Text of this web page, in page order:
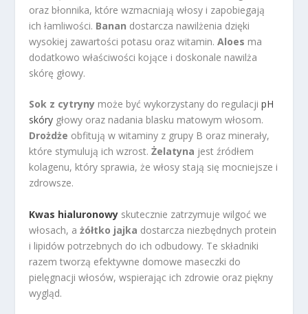
oraz błonnika, które wzmacniają włosy i zapobiegają
ich łamliwości. Banan dostarcza nawilżenia dzięki
wysokiej zawartości potasu oraz witamin.Aloes ma
dodatkowo właściwości kojące i doskonale nawilża
skórę głowy.
Sok z cytryny może być wykorzystany do regulacjipH
skóry głowy oraz nadania blasku matowym włosom.
Drożdże obfitują w witaminy z grupy B oraz minerały,
które stymulują ich wzrost.Żelatyna jest źródłem
kolagenu, który sprawia, że włosy stają się mocniejsze i
zdrowsze.
Kwas hialuronowy skutecznie zatrzymuje wilgoć we
włosach, ażółtko jajka dostarcza niezbędnych protein
i lipidów potrzebnych do ich odbudowy. Te składniki
razem tworzą efektywne domowe maseczki do
pielęgnacji włosów, wspierając ich zdrowie oraz piękny
wygląd.